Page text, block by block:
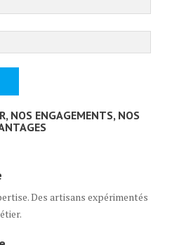
NOS ENGAGEMENTS, NOS
Des artisans expérimentés